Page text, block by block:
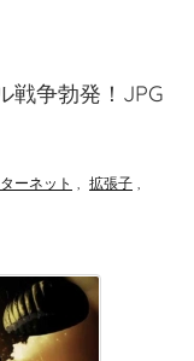
戦争勃発！JPG
ーネット , 拡張子 ,